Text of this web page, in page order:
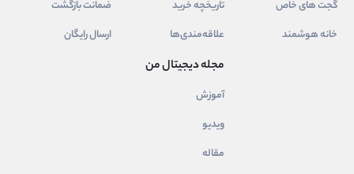
گجت های خاص
خانه هوشمند
تاریخچه خرید
علاقه‌مندی‌ها
ضمانت بازگشت
ارسال رایگان
مجله دیجیتال من
آموزش
ویدیو
مقاله